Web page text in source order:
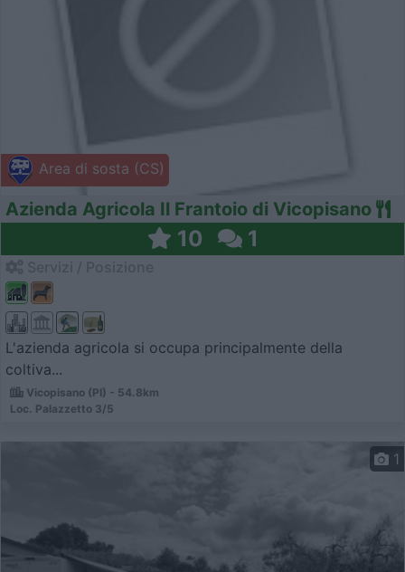
Area di sosta (CS)
Azienda Agricola Il Frantoio di Vicopisano
10 1
L'azienda agricola si occupa principalmente della
coltiva...
Vicopisano (PI) - 54.8km
Loc. Palazzetto 3/5
1